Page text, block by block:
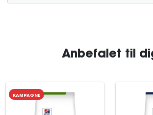
Anbefalet til
KAMPAGNE